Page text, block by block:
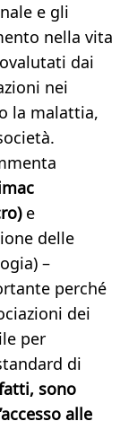
e gli
nella vita
dai
nei
la malattia,
e
delle
–
perché
dei
per
di
sono
alle